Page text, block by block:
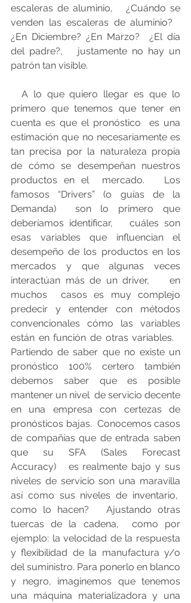
escaleras de aluminio,   ¿Cuándo se
venden las escaleras de aluminio?
¿En Diciembre? ¿En Marzo?  ¿El día
del padre?,   justamente no hay un
patrón tan visible.
A lo que quiero llegar es que lo
primero que tenemos que tener en
cuenta es que el pronóstico  es una
estimación que no necesariamente es
tan precisa por la naturaleza propia
de cómo se desempeñan nuestros
productos en el  mercado.   Los
famosos “Drivers” (o guías de la
Demanda)  son lo primero que
deberíamos identificar,   cuáles son
esas variables que influencian el
desempeño de los productos en los
mercados y que algunas veces
interactúan más de un driver,    en
muchos  casos es muy complejo
predecir y entender con métodos
convencionales cómo las variables
están en función de otras variables.
Partiendo de saber que no existe un
pronóstico 100% certero también
debemos saber que es posible
mantener un nivel  de servicio decente
en una empresa con certezas de
pronósticos bajas.  Conocemos casos
de compañías que de entrada saben
que su SFA (Sales Forecast
Accuracy)   es realmente bajo y sus
niveles de servicio son una maravilla
así como sus niveles de inventario,
como lo hacen?   Ajustando otras
tuercas de la cadena,  como por
ejemplo: la velocidad de la respuesta
y flexibilidad de la manufactura y/o
del suministro. Para ponerlo en blanco
y negro, imaginemos que tenemos
una máquina materializadora y una